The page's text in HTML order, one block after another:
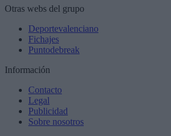
Otras webs del grupo
Deportevalenciano
Fichajes
Puntodebreak
Información
Contacto
Legal
Publicidad
Sobre nosotros